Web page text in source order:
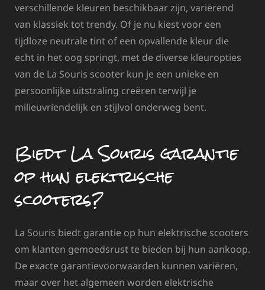
verschillende kleuren beschikbaar zijn, variërend
van klassiek tot trendy. Of je nu kiest voor een
tijdloze neutrale tint of een opvallende kleur die
echt in het oog springt, met de diverse kleuropties
van de La Souris scooter kun je een unieke en
persoonlijke uitstraling creëren terwijl je
milieuvriendelijk en stijlvol onderweg bent.
Biedt La Souris garantie
op hun elektrische
scooters?
La Souris biedt garantie op hun elektrische scooters
om klanten gemoedsrust te bieden bij hun aankoop.
De exacte garantievoorwaarden kunnen variëren,
maar over het algemeen worden elektrische